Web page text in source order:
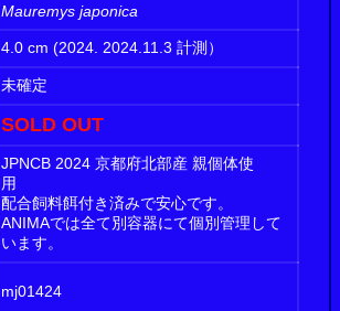
Mauremys japonica
4.0 cm (2024. 2024.11.3 計測）
未確定
SOLD OUT
JPNCB 2024 京都府北部産 親個体使
用
配合飼料餌付き済みで安心です。
ANIMAでは全て別容器にて個別管理して
います。
mj01424